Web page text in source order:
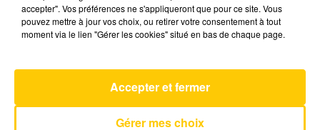
votre accord en cliquant sur le bouton ci-
dessous.
LES DERNIERES INFOS
accepter". Vos préférences ne s'appliqueront que pour ce site. Vous
pouvez mettre à jour vos choix, ou retirer votre consentement à tout
moment via le lien "Gérer les cookies" situé en bas de chaque page.
Gérer mes choix
Accepter et fermer